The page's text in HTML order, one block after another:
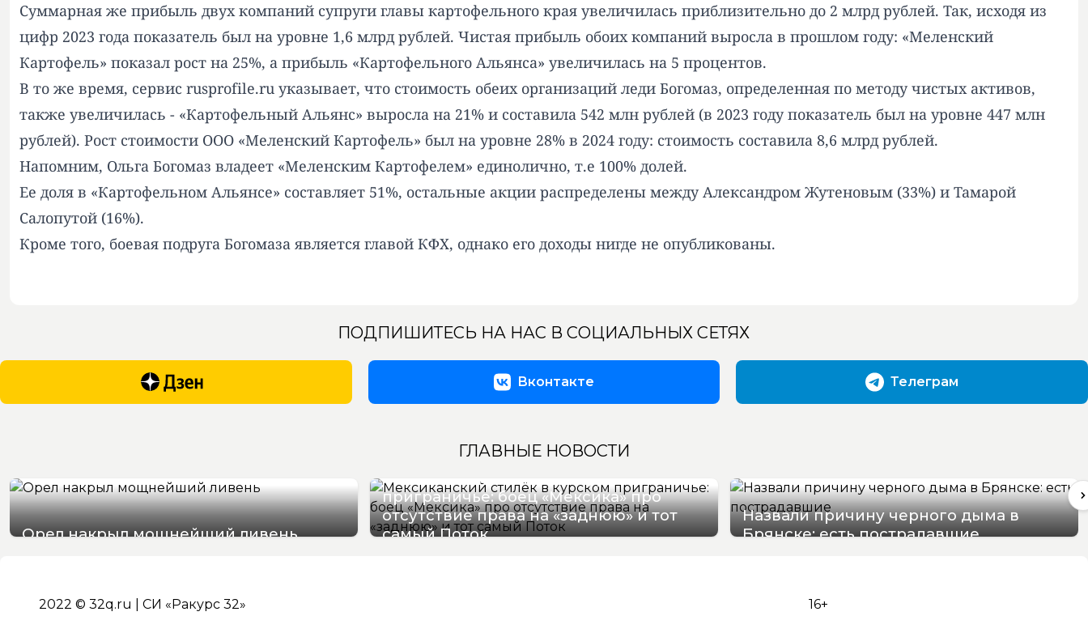
Суммарная же прибыль двух компаний супруги главы картофельного края увеличилась приблизительно до 2 млрд рублей. Так, исходя из
цифр 2023 года показатель был на уровне 1,6 млрд рублей. Чистая прибыль обоих компаний выросла в прошлом году: «Меленский
Картофель» показал рост на 25%, а прибыль «Картофельного Альянса» увеличилась на 5 процентов.
В то же время, сервис rusprofile.ru указывает, что стоимость обеих организаций леди Богомаз, определенная по методу чистых активов,
также увеличилась - «Картофельный Альянс» выросла на 21% и составила 542 млн рублей (в 2023 году показатель был на уровне 447 млн
рублей). Рост стоимости ООО «Меленский Картофель» был на уровне 28% в 2024 году: стоимость составила 8,6 млрд рублей.
Напомним, Ольга Богомаз владеет «Меленским Картофелем» единолично, т.е 100% долей.
Ее доля в «Картофельном Альянсе» составляет 51%, остальные акции распределены между Александром Жутеновым (33%) и Тамарой
Салопутой (16%).
Кроме того, боевая подруга Богомаза является главой КФХ, однако его доходы нигде не опубликованы.
ПОДПИШИТЕСЬ НА НАС В СОЦИАЛЬНЫХ СЕТЯХ
Вконтакте Телеграм
ГЛАВНЫЕ НОВОСТИ
Орел накрыл мощнейший ливень
Мексиканский стилёк в курском
приграничье: боец «Мексика» про
отсутствие права на «заднюю» и тот
самый Поток
Назвали причину черного дыма в
Брянске: есть пострадавшие
2022 © 32q.ru | СИ «Ракурс 32» 16+